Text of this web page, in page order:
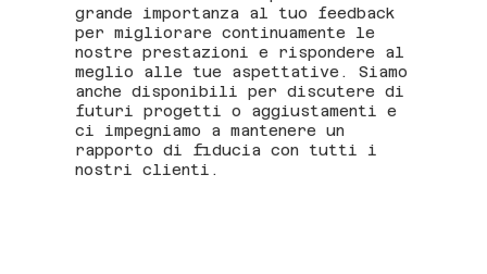
grande importanza al tuo feedback
per migliorare continuamente le
nostre prestazioni e rispondere al
meglio alle tue aspettative. Siamo
anche disponibili per discutere di
futuri progetti o aggiustamenti e
ci impegniamo a mantenere un
rapporto di fiducia con tutti i
nostri clienti.